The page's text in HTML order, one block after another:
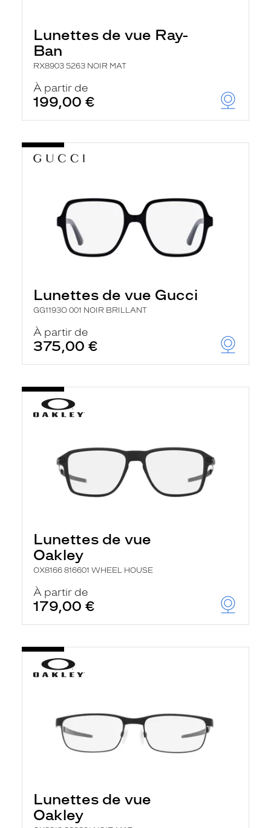
Lunettes de vue Ray-
Ban
RX8903 5263 NOIR MAT
À partir de
199,00 €
Lunettes de vue Gucci
GG1193O 001 NOIR BRILLANT
À partir de
375,00 €
Lunettes de vue
Oakley
OX8166 816601 WHEEL HOUSE
À partir de
179,00 €
Lunettes de vue
Oakley